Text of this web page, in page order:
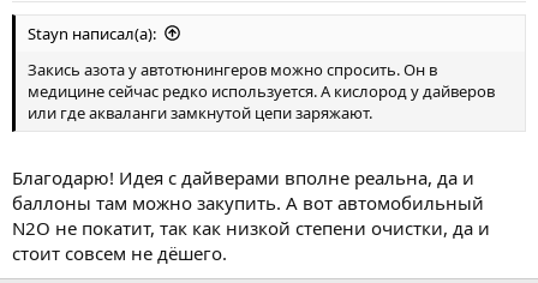
Stayn написал(а):
Закись азота у автотюнингеров можно спросить. Он в
медицине сейчас редко используется. А кислород у дайверов
или где акваланги замкнутой цепи заряжают.
Благодарю! Идея с дайверами вполне реальна, да и
баллоны там можно закупить. А вот автомобильный
N2O не покатит, так как низкой степени очистки, да и
стоит совсем не дёшего.